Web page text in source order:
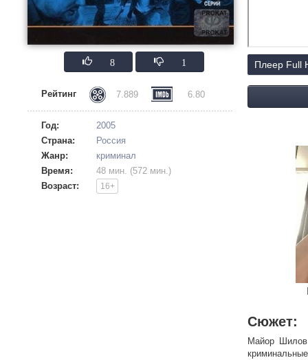
8 1
Рейтинг 7.889 6.80
Год:
2005
Страна:
Россия
Жанр:
криминал
Время:
48 мин. (572 мин.)
Возраст:
16+
Плеер Full
Сюжет:
Майор Шилов